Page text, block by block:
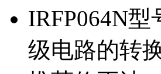
IRFP064N
级电路的转